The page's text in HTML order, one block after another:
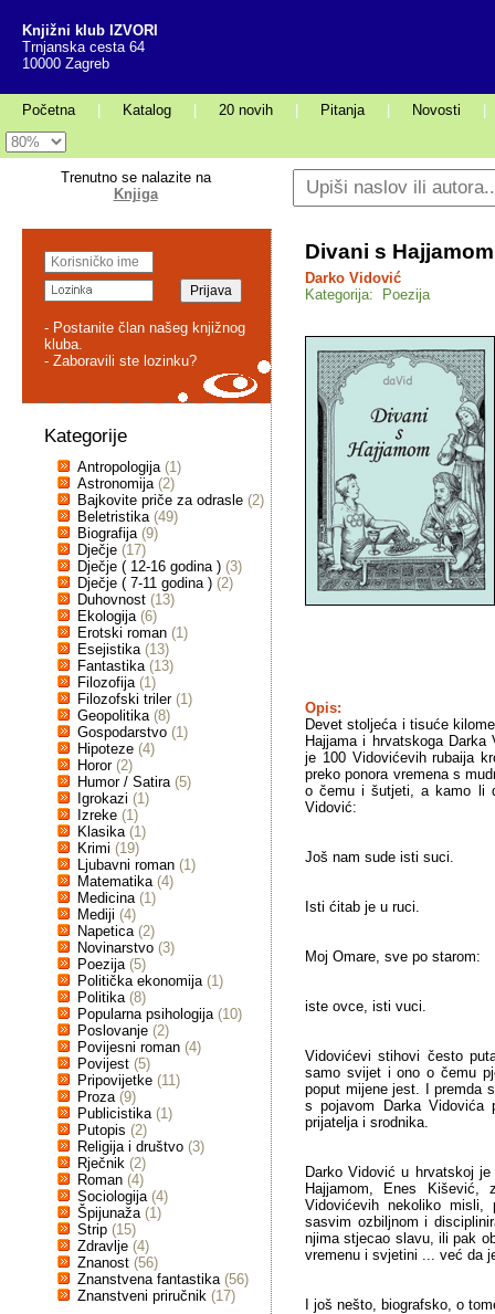
Knjižni klub IZVORI
Trnjanska cesta 64
10000 Zagreb
Početna Katalog 20 novih Pitanja Novosti
Trenutno se nalazite na
Knjiga
- Postanite član našeg knjižnog
kluba.
- Zaboravili ste lozinku?
Kategorije
Antropologija (1)
Astronomija (2)
Bajkovite priče za odrasle (2)
Beletristika (49)
Biografija (9)
Dječje (17)
Dječje ( 12-16 godina ) (3)
Dječje ( 7-11 godina ) (2)
Duhovnost (13)
Ekologija (6)
Erotski roman (1)
Esejistika (13)
Fantastika (13)
Filozofija (1)
Filozofski triler (1)
Geopolitika (8)
Gospodarstvo (1)
Hipoteze (4)
Horor (2)
Humor / Satira (5)
Igrokazi (1)
Izreke (1)
Klasika (1)
Krimi (19)
Ljubavni roman (1)
Matematika (4)
Medicina (1)
Mediji (4)
Napetica (2)
Novinarstvo (3)
Poezija (5)
Politička ekonomija (1)
Politika (8)
Popularna psihologija (10)
Poslovanje (2)
Povijesni roman (4)
Povijest (5)
Pripovijetke (11)
Proza (9)
Publicistika (1)
Putopis (2)
Religija i društvo (3)
Rječnik (2)
Roman (4)
Sociologija (4)
Špijunaža (1)
Strip (15)
Zdravlje (4)
Znanost (56)
Znanstvena fantastika (56)
Znanstveni priručnik (17)
Divani s Hajjamom
Darko Vidović
Kategorija: Poezija
Opis:
Devet stoljeća i tisuće
Hajjama i hrvatskoga
je 100 Vidovićevih rubaija
preko ponora vremena s
o čemu i šutjeti, a kamo li
Vidović:
Još nam sude isti suci.
Isti ćitab je u ruci.
Moj Omare, sve po starom:
iste ovce, isti vuci.
Vidovićevi stihovi često
samo svijet i ono o čemu
poput mijene jest. I premda
s pojavom Darka Vidovića
prijatelja i srodnika.
Darko Vidović u hrvatskoj
Hajjamom, Enes Kišević,
Vidovićevih nekoliko
sasvim ozbiljnom i
njima stjecao slavu, ili pak
vremenu i svjetini ... već da
I još nešto, biografsko, o